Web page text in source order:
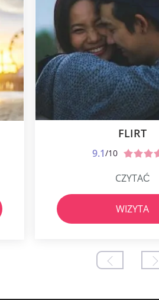
FLIRT
9.1/10
CZYTAĆ
WIZYTA